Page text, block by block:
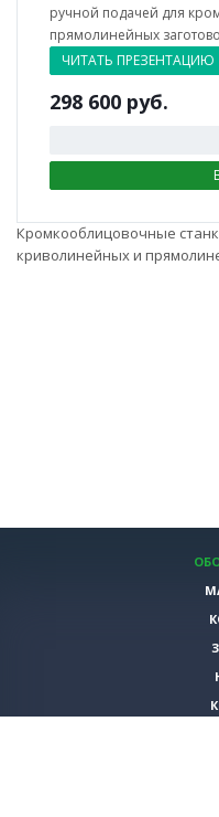
ручной подачей для
прямолинейных
ЧИТАТЬ ПРЕЗЕНТАЦИЮ
298 600 руб.
Кромкооблицовочные
криволинейных и